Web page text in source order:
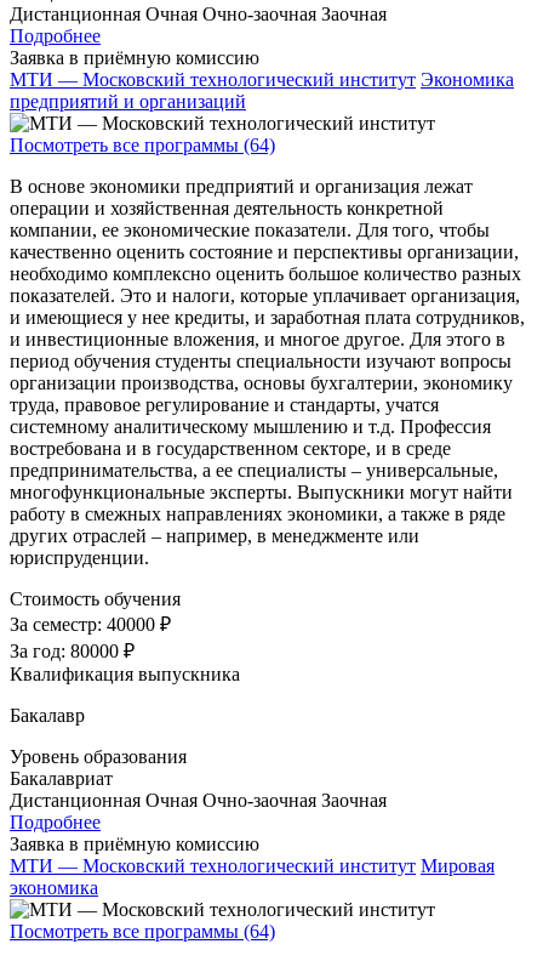
Дистанционная Очная Очно-заочная Заочная
Подробнее
Заявка в приёмную комиссию
МТИ — Московский технологический институт Экономика
предприятий и организаций
Посмотреть все программы (64)
В основе экономики предприятий и организация лежат
операции и хозяйственная деятельность конкретной
компании, ее экономические показатели. Для того, чтобы
качественно оценить состояние и перспективы организации,
необходимо комплексно оценить большое количество разных
показателей. Это и налоги, которые уплачивает организация,
и имеющиеся у нее кредиты, и заработная плата сотрудников,
и инвестиционные вложения, и многое другое. Для этого в
период обучения студенты специальности изучают вопросы
организации производства, основы бухгалтерии, экономику
труда, правовое регулирование и стандарты, учатся
системному аналитическому мышлению и т.д. Профессия
востребована и в государственном секторе, и в среде
предпринимательства, а ее специалисты – универсальные,
многофункциональные эксперты. Выпускники могут найти
работу в смежных направлениях экономики, а также в ряде
других отраслей – например, в менеджменте или
юриспруденции.
Стоимость обучения
За семестр: 40000 ₽
За год: 80000 ₽
Квалификация выпускника
Бакалавр
Уровень образования
Бакалавриат
Дистанционная Очная Очно-заочная Заочная
Подробнее
Заявка в приёмную комиссию
МТИ — Московский технологический институт Мировая
экономика
Посмотреть все программы (64)